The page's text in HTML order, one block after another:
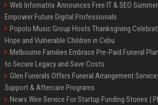
Web Infomatrix Announces Free IT & SEO
Empower Future Digital Professionals
Popolo Music Group Hosts Thanksgiving
Hope and Vulnerable Children in Cebu
Melbourne Families Embrace Pre-Paid Funeral
to Secure Legacy and Save Costs
Glen Funerals Offers Funeral Arrangement
Support & Aftercare Programs
News Wire Service For Startup Funding Stories |